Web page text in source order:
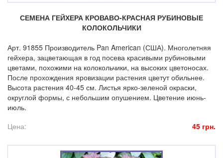
СЕМЕНА ГЕЙХЕРА КРОВАВО-КРАСНАЯ РУБИНОВЫЕ
КОЛОКОЛЬЧИКИ
Арт. 91855 Производитель Pan American (США). Многолетняя
гейхера, зацветающая в год посева красивыми рубиновыми
цветами, похожими на колокольчики, на высоких цветоносах.
После прохождения яровизации растения цветут обильнее.
Высота растения 40-45 см. Листья ярко-зеленой окраски,
округлой формы, с небольшим опушением. Цветение июнь-
июль.
Цена:
45 грн.